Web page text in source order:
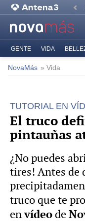
GENTE VIDA
NovaMás » Vida
TUTORIAL EN
El truco
pintauñas
¿No puedes
tires! Antes de
truco que te
envídeo de